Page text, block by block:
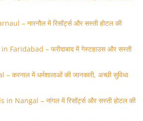
– नारनौल में रिसॉर्ट्स और सस्ती होटल की
Faridabad – फरीदाबाद में गेस्टहाउस और सस्ती
में धर्मशालाओं की जानकारी, अच्छी सुविधा
Nangal – नांगल में रिसॉर्ट्स और सस्ती होटल की